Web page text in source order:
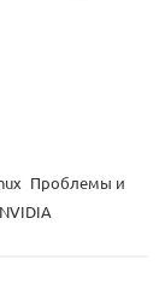
Проблемы и
NVIDIA